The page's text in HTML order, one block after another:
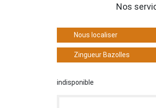
Nos
Nous localiser
Zingueur Bazolles
indisponible